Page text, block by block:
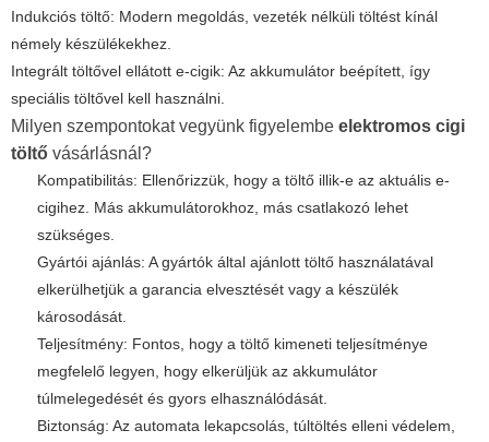
Indukciós töltő: Modern megoldás, vezeték nélküli töltést kínál
némely készülékekhez.
Integrált töltővel ellátott e-cigik: Az akkumulátor beépített, így
speciális töltővel kell használni.
Milyen szempontokat vegyünk figyelembe elektromos cigi
töltő vásárlásnál?
Kompatibilitás: Ellenőrizzük, hogy a töltő illik-e az aktuális e-
cigihez. Más akkumulátorokhoz, más csatlakozó lehet
szükséges.
Gyártói ajánlás: A gyártók által ajánlott töltő használatával
elkerülhetjük a garancia elvesztését vagy a készülék
károsodását.
Teljesítmény: Fontos, hogy a töltő kimeneti teljesítménye
megfelelő legyen, hogy elkerüljük az akkumulátor
túlmelegedését és gyors elhasználódását.
Biztonság: Az automata lekapcsolás, túltöltés elleni védelem,